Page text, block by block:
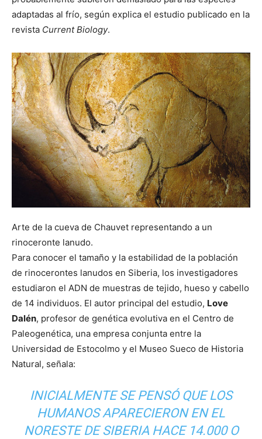
adaptadas al frío, según explica el estudio publicado en la
revista Current Biology.
Arte de la cueva de Chauvet representando a un
rinoceronte lanudo.
Para conocer el tamaño y la estabilidad de la población
de rinocerontes lanudos en Siberia, los investigadores
estudiaron el ADN de muestras de tejido, hueso y cabello
de 14 individuos. El autor principal del estudio, Love
Dalén, profesor de genética evolutiva en el Centro de
Paleogenética, una empresa conjunta entre la
Universidad de Estocolmo y el Museo Sueco de Historia
Natural, señala:
INICIALMENTE SE PENSÓ QUE LOS
HUMANOS APARECIERON EN EL
NORESTE DE SIBERIA HACE 14.000 O